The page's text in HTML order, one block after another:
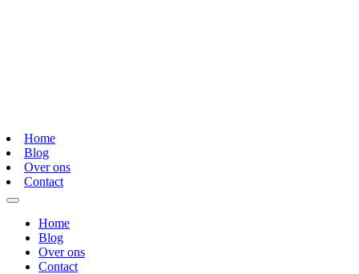
Home
Blog
Over ons
Contact
Home
Blog
Over ons
Contact